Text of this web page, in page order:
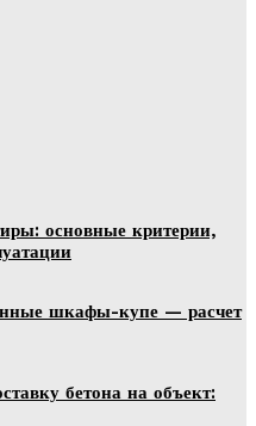
основные критерии,
шкафы-купе — расчет
бетона на объект: